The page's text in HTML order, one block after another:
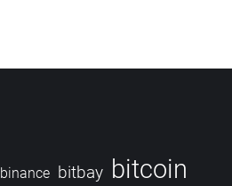
binance bitbay bitcoin